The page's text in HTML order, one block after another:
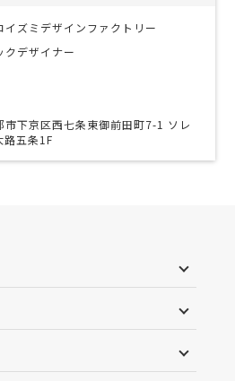
イズミデザインファクトリー
クデザイナー
市下京区西七条東御前田町7-1 ソレ
路五条1F